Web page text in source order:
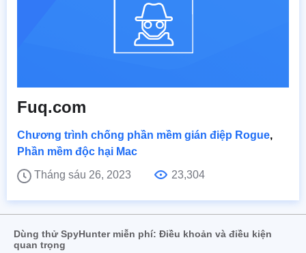
Fuq.com
Chương trình chống phần mềm gián điệp Rogue,
Phần mềm độc hại Mac
Tháng sáu 26, 2023
23,304
Dùng thử SpyHunter miễn phí: Điều khoản và điều kiện
quan trọng